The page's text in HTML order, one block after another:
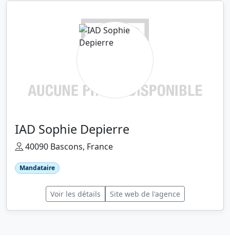
IAD Sophie Depierre
40090 Bascons, France
Mandataire
Voir les détails Site web de l'agence